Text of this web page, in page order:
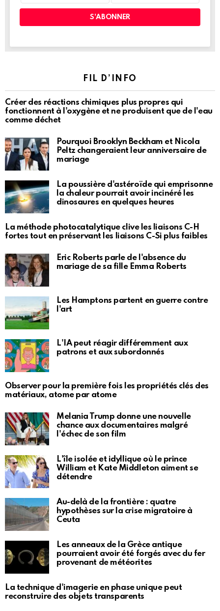
FIL D’INFO
Créer des réactions chimiques plus propres qui
fonctionnent à l'oxygène et ne produisent que de l'eau
comme déchet
Pourquoi Brooklyn Beckham et Nicola
Peltz changeraient leur anniversaire de
mariage
La poussière d'astéroïde qui emprisonne
la chaleur pourrait avoir incinéré les
dinosaures en quelques heures
La méthode photocatalytique clive les liaisons C-H
fortes tout en préservant les liaisons C-Si plus faibles
Eric Roberts parle de l'absence du
mariage de sa fille Emma Roberts
Les Hamptons partent en guerre contre
l'art
L'IA peut réagir différemment aux
patrons et aux subordonnés
Observer pour la première fois les propriétés clés des
matériaux, atome par atome
Melania Trump donne une nouvelle
chance aux documentaires malgré
l'échec de son film
L'île isolée et idyllique où le prince
William et Kate Middleton aiment se
détendre
Au-delà de la frontière : quatre
hypothèses sur la crise migratoire à
Ceuta
Les anneaux de la Grèce antique
pourraient avoir été forgés avec du fer
provenant de météorites
La technique d'imagerie en phase unique peut
reconstruire des objets transparents